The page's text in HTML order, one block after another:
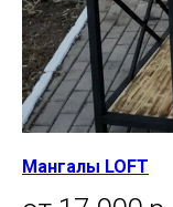
Мангалы LOFT